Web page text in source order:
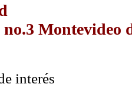
Montevideo
interés